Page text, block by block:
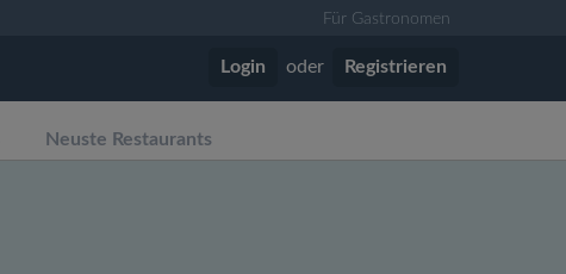
Für Gastronomen
Login oder Registrieren
Neuste Restaurants